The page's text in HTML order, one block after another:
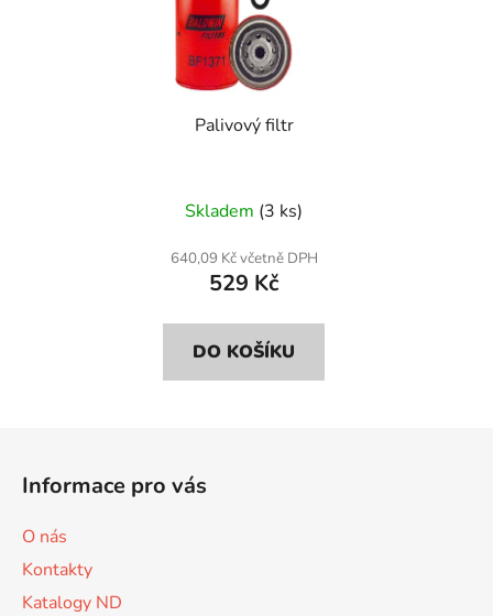
Palivový filtr
Skladem (3 ks)
640,09 Kč včetně DPH
529 Kč
DO KOŠÍKU
Informace pro vás
O nás
Kontakty
Katalogy ND